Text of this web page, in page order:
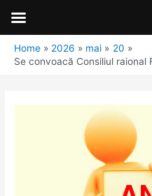
Home 2026 mai
20
Se convoacă Consiliul raional